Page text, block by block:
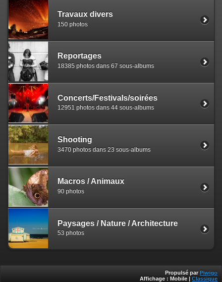
Travaux divers
150 photos
Reportages
18385 photos dans 67 sous-albums
Concerts/Festivals/soirées
12951 photos dans 44 sous-albums
Shooting
3470 photos dans 23 sous-albums
Macros / Animaux
90 photos
Paysages / Nature / Architecture
53 photos
Propulsé par Piwigo
Affichage : Mobile Classique